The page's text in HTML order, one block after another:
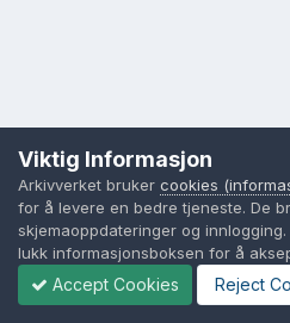
Viktig Informasjon
Arkivverket bruker cookies
for å levere en bedre tjeneste. De
skjemaoppdateringer og
lukk informasjonsboksen for å
Accept Cookies Reject